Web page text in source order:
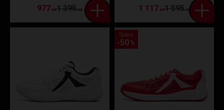
977 KR1 395KR 1 117 KR1 595KR
Spara
50 %